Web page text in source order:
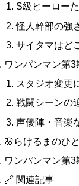
S級ヒーロー
怪人幹部の強
サイタマはど
ワンパンマン第
スタジオ変更
戦闘シーンの
声優陣・音楽
🌸らけるまのひ
ワンパンマン第
🔗 関連記事